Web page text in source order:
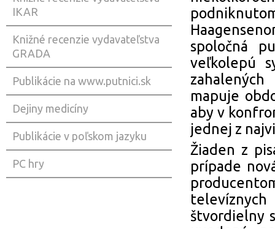
IKAR
Knižné recenzie vydavateľstva
GRADA
Publikácie na www.putnici.sk
Dejiny medicíny
Publikácie v poľskom jazyku
PC hry
spoločná
veľkolepú
mapuje
aby v
jednej z
Žiaden z
prípade
štvordielny